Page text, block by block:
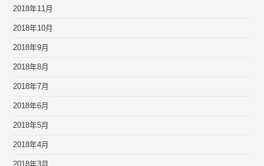
2018年11月
2018年10月
2018年9月
2018年8月
2018年7月
2018年6月
2018年5月
2018年4月
2018年3月